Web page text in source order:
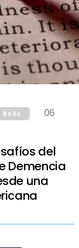
Bello
06
del
Demencia
una